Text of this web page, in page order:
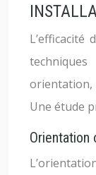
L’efficacité
orientation,
Une étude
Orientation